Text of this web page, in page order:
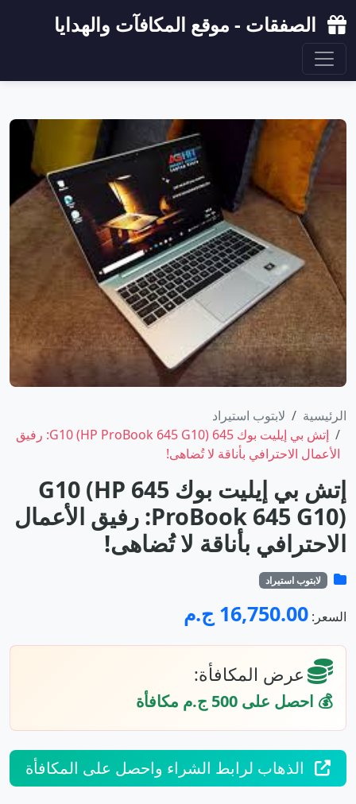
الصفقات - موقع المكافآت والهدايا
الرئيسية
لابتوب استيراد
إتش بي إيليت بوك 645 G10 (HP ProBook 645 G10): رفيق
الأعمال الاحترافي بأناقة لا تُضاهى!
إتش بي إيليت بوك 645 G10 (HP
ProBook 645 G10): رفيق الأعمال
الاحترافي بأناقة لا تُضاهى!
لابتوب استيراد
السعر: 16,750.00 ج.م
عرض المكافأة:
💰 احصل على 500 ج.م مكافأة
الذهاب لرابط الشراء واحصل على المكافأة